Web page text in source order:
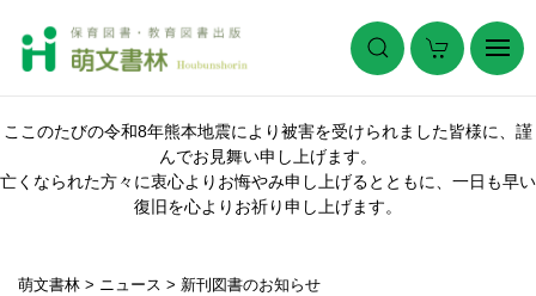
ここのたびの令和8年熊本地震により被害を受けられました皆様に、謹
んでお見舞い申し上げます。
亡くなられた方々に衷心よりお悔やみ申し上げるとともに、一日も早い
復旧を心よりお祈り申し上げます。
萌文書林 > ニュース > 新刊図書のお知らせ